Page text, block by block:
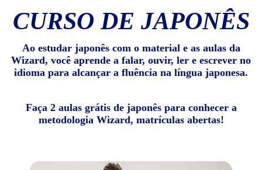
CURSO DE JAPONÊS
Ao estudar japonês com o material e as aulas da
Wizard, você aprende a falar, ouvir, ler e escrever no
idioma para alcançar a fluência na língua japonesa.
Faça 2 aulas grátis de japonês para conhecer a
metodologia Wizard, matrículas abertas!